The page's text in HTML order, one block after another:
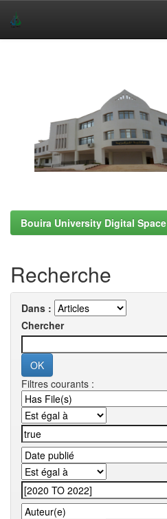
Bouira University Digital Space
Recherche
Dans :
Chercher
Filtres courants :